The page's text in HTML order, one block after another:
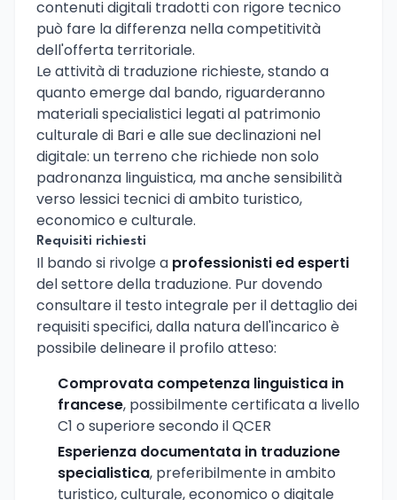
contenuti digitali tradotti con rigore tecnico
può fare la differenza nella competitività
dell'offerta territoriale.
Le attività di traduzione richieste, stando a
quanto emerge dal bando, riguarderanno
materiali specialistici legati al patrimonio
culturale di Bari e alle sue declinazioni nel
digitale: un terreno che richiede non solo
padronanza linguistica, ma anche sensibilità
verso lessici tecnici di ambito turistico,
economico e culturale.
Requisiti richiesti
Il bando si rivolge a professionisti ed esperti
del settore della traduzione. Pur dovendo
consultare il testo integrale per il dettaglio dei
requisiti specifici, dalla natura dell'incarico è
possibile delineare il profilo atteso:
Comprovata competenza linguistica in
francese, possibilmente certificata a livello
C1 o superiore secondo il QCER
Esperienza documentata in traduzione
specialistica, preferibilmente in ambito
turistico, culturale, economico o digitale